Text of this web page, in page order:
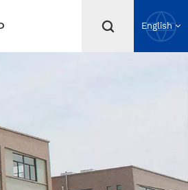
English